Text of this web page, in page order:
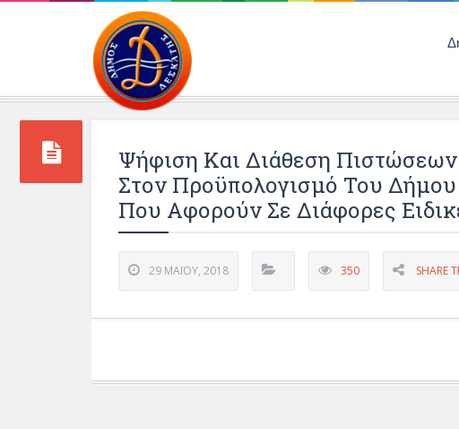
Ψήφιση Και Διάθεση
Στον Προϋπολογισμό Του
Που Αφορούν Σε Διάφορες
29 ΜΑΪ́ΟΥ, 2018 350 SHARE